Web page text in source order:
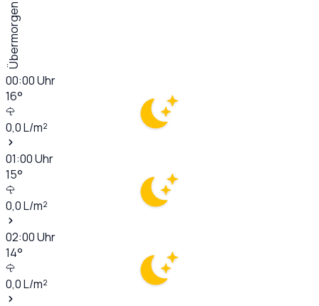
Übermorgen
00:00Uhr
16°
0,0L/m²
01:00Uhr
15°
0,0L/m²
02:00Uhr
14°
0,0L/m²